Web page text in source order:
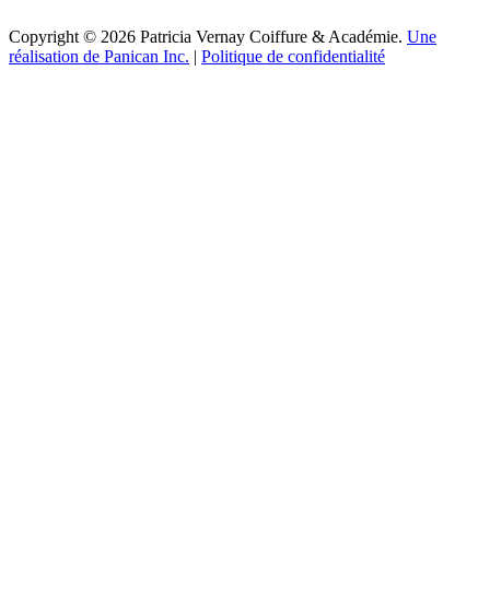
Copyright © 2026 Patricia Vernay Coiffure & Académie. Une
réalisation de Panican Inc. | Politique de confidentialité